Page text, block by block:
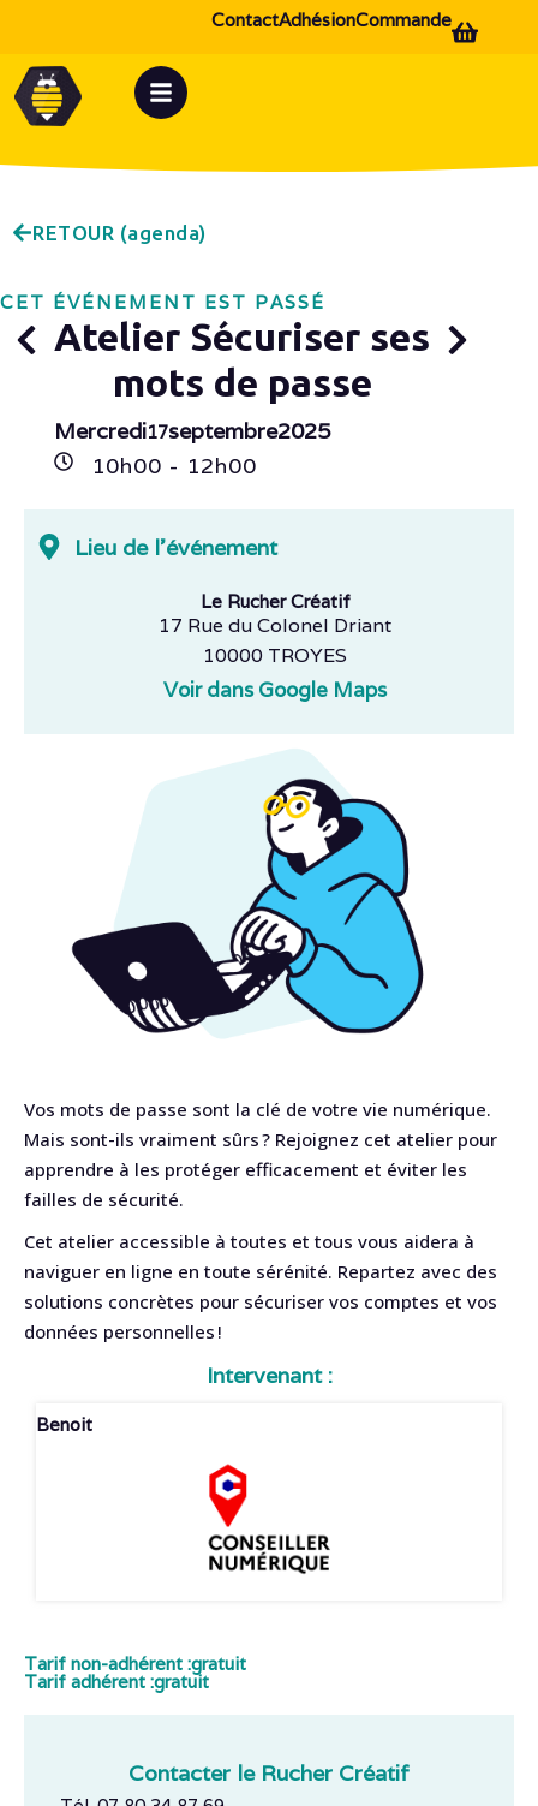
Commande
Adhésion
Contact
RETOUR (agenda)
CET ÉVÉNEMENT EST PASSÉ
Atelier Sécuriser ses
mots de passe
Mercredi17septembre2025
10h00 - 12h00
Lieu de l'événement
Le Rucher Créatif
17 Rue du Colonel Driant
10000 TROYES
Voir dans Google Maps
Vos mots de passe sont la clé de votre vie numérique.
Mais sont-ils vraiment sûrs ? Rejoignez cet atelier pour
apprendre à les protéger efficacement et éviter les
failles de sécurité.
Cet atelier accessible à toutes et tous vous aidera à
naviguer en ligne en toute sérénité. Repartez avec des
solutions concrètes pour sécuriser vos comptes et vos
données personnelles !
Intervenant :
Benoit
Tarif non-adhérent :gratuit
Tarif adhérent :gratuit
Contacter le Rucher Créatif